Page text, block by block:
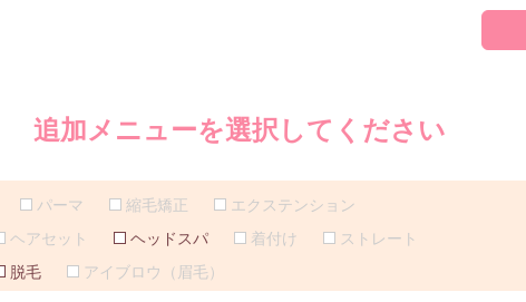
追加メニューを選択してください
パーマ 縮毛矯正
エクステンション
ヘアセット ヘッドスパ 着付け
ストレート
脱毛 アイブロウ（眉毛）